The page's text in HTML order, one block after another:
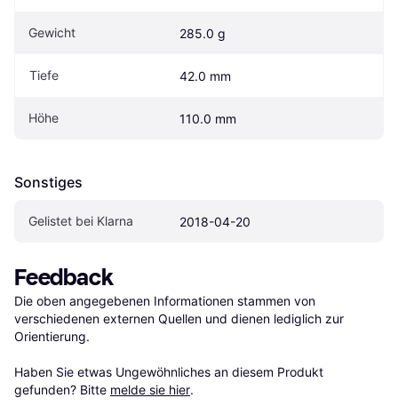
Gewicht 285.0 g
Tiefe 42.0 mm
Höhe 110.0 mm
Sonstiges
Gelistet bei Klarna 2018-04-20
Feedback
Die oben angegebenen Informationen stammen von
verschiedenen externen Quellen und dienen lediglich zur
Orientierung.
Haben Sie etwas Ungewöhnliches an diesem Produkt
gefunden? Bitte melde sie hier.